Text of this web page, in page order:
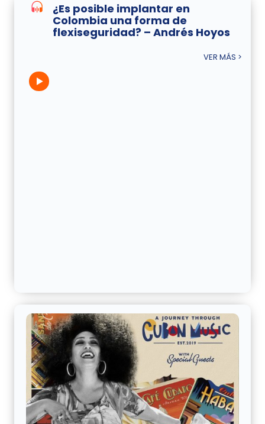
¿Es posible implantar en
Colombia una forma de
flexiseguridad? – Andrés Hoyos
VER MÁS >